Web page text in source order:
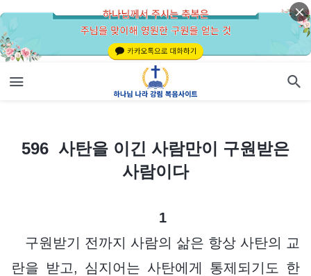
596 사탄을 이긴 사람만이 구원받은 사람이다
596 사탄을 이긴 사람만이 구원받은
사람이다
1
구원받기 전까지 사람의 삶은 항상 사탄의 교
란을 받고, 심지어는 사탄에게 통제되기도 한